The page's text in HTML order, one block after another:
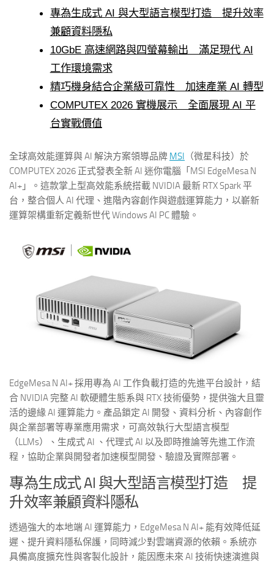
專為生成式 AI 與大型語言模型打造 提升效率
兼顧資料隱私
10GbE 高速網路與四螢幕輸出 滿足現代 AI
工作環境需求
精巧機身結合企業級可靠性 加速產業 AI 轉型
COMPUTEX 2026 實機展示 全面展現 AI 平
台實戰價值
全球高效能運算與 AI 解決方案領導品牌 MSI （微星科技）於
COMPUTEX 2026 正式發表全新 AI 迷你電腦「MSI EdgeMesa N
AI+」。這款掌上型高效能系統搭載 NVIDIA 最新 RTX Spark 平
台，整合個人 AI 代理、進階內容創作與遊戲運算能力，以嶄新
運算架構重新定義新世代 Windows AI PC 體驗。
EdgeMesa N AI+ 採用專為 AI 工作負載打造的先進平台設計，結
合 NVIDIA 完整 AI 軟硬體生態系與 RTX 技術優勢，提供強大且靈
活的邊緣 AI 運算能力。產品鎖定 AI 開發、資料分析、內容創作
與企業部署等專業應用需求，可高效執行大型語言模型
（LLMs）、生成式 AI 、代理式 AI 以及即時推論等先進工作流
程，協助企業與開發者加速模型開發、驗證及實際部署。
專為生成式 AI 與大型語言模型打造 提
升效率兼顧資料隱私
透過強大的本地端 AI 運算能力，EdgeMesa N AI+ 能有效降低延
遲、提升資料隱私保護，同時減少對雲端資源的依賴。系統亦
具備高度擴充性與客製化設計，能因應未來 AI 技術快速演進與